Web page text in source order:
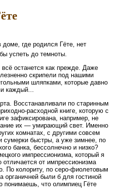
где родился Гёте, нет
успеть до темноты.
останется как прежде. Даже
скрипели под нашими
шляпками, которые давно
каждый...
Восстанавливали по старинным
расходной книге, которую с
зафиксирована, например, не
их — умирающий свет. Именно
комнатах, с другими совсем
сумерки быстры, а уже зимнее, по
банка, бессолнечно и низко?
импрессионизма, который я
от импрессионизма
По колориту, по серо-фиолетовым
органичней были б для гостиной
понимаешь, что олимпиец Гёте